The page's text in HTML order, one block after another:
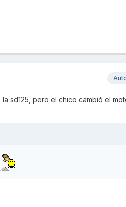
sd125, pero el chico cambió el